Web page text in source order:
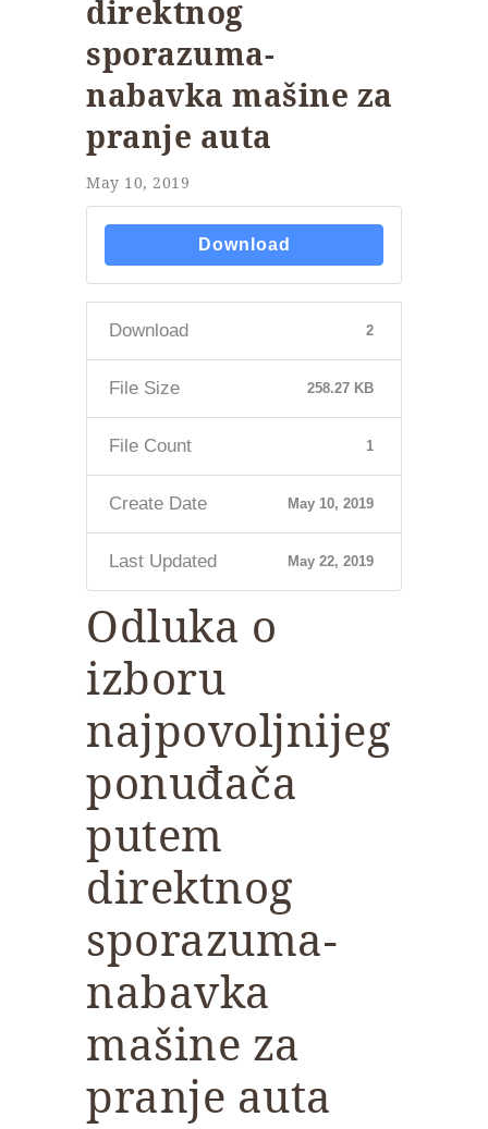
direktnog
sporazuma-
nabavka mašine za
pranje auta
May 10, 2019
Download
Download 2
File Size 258.27 KB
File Count 1
Create Date May 10, 2019
Last Updated May 22, 2019
Odluka o
izboru
najpovoljnijeg
ponuđača
putem
direktnog
sporazuma-
nabavka
mašine za
pranje auta